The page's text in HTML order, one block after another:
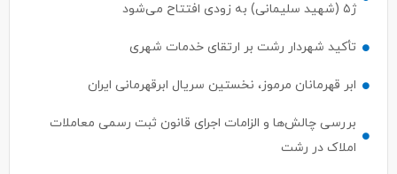
ژ۵ (شهید سلیمانی) به زودی افتتاح می‌شود
تأکید شهردار رشت بر ارتقای خدمات شهری
ابر قهرمانان مرموز، نخستین سریال ابرقهرمانی ایران
بررسی چالش‌ها و الزامات اجرای قانون ثبت رسمی معاملات
املاک در رشت